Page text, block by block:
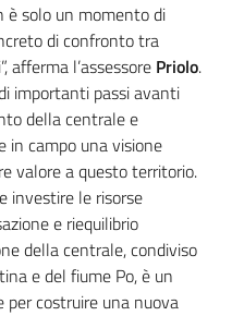
è solo un momento di
di confronto tra
afferma l’assessore Priolo.
importanti passi avanti
della centrale e
in campo una visione
valore a questo territorio.
investire le risorse
e riequilibrio
della centrale, condiviso
e del fiume Po, è un
costruire una nuova